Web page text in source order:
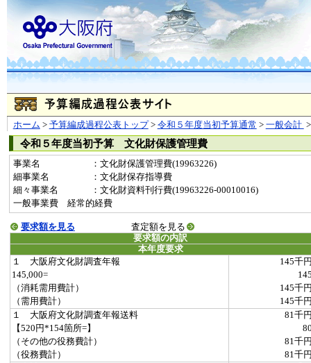
ホーム > 予算編成過程公表トップ> 令和５年度当初予算通常 > 一般会計
令和５年度当初予算 文化財保護管理費
事業名
：文化財保護管理費(19963226)
細事業名
：文化財保存指導費
細々事業名
：文化財資料刊行費(19963226-00010016)
一般事業費 経常的経費
要求額を見る
査定額を見る
要求額の内訳
本年度要求
１ 大阪府文化財調査年報
145千
145,000=
（消耗需用費計）
145千
（需用費計）
145千
１ 大阪府文化財調査年報送料
81千
【520円*154箇所=】
（その他の役務費計）
81千
（役務費計）
81千